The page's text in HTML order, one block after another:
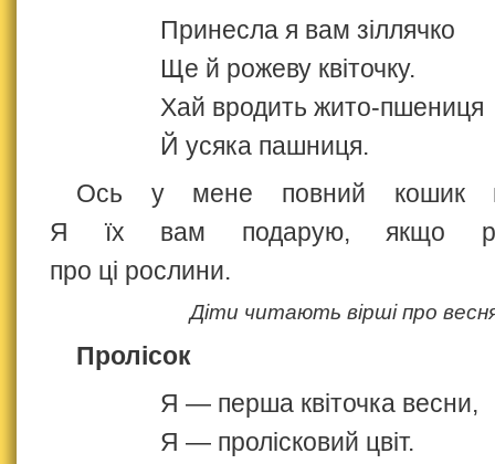
Принесла я вам зіллячко
Ще й рожеву квіточку.
Хай вродить жито‑пшениця
Й усяка пашниця.
Ось у мене повний кошик
Я їх вам подарую, якщо
про ці рослини.
Діти читають вірші про
Пролісок
Я — перша квіточка весни,
Я — пролісковий цвіт.